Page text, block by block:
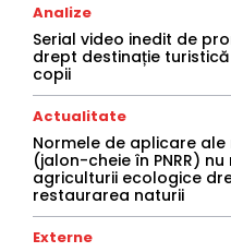
Analize
Serial video inedit de
drept destinație
copii
Actualitate
Normele de aplicare ale
(jalon-cheie în PNRR)
agriculturii ecologice
restaurarea naturii
Externe